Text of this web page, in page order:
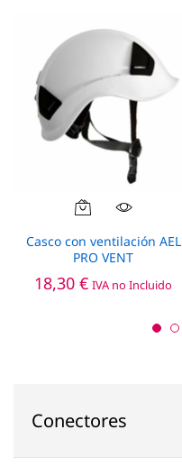
Casco con ventilación AEL
PRO VENT
18,30 € IVA no Incluido
Conectores